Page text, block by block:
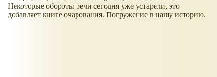
Некоторые обороты речи сегодня уже устарели, это
добавляет книге очарования. Погружение в нашу историю.